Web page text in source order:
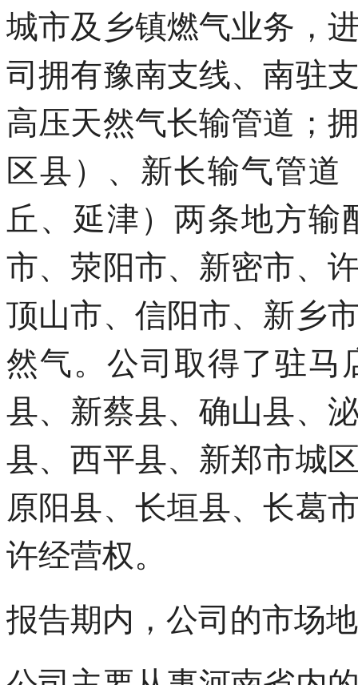
城市及乡镇燃气业务，
司拥有豫南支线、南驻
高压天然气长输管道；
区县）、新长输气管
丘、延津）两条地方
市、荥阳市、新密市、
顶山市、信阳市、新乡
然气。公司取得了驻
县、新蔡县、确山县、
县、西平县、新郑市城
原阳县、长垣县、长葛
许经营权。
报告期内，公司的市场